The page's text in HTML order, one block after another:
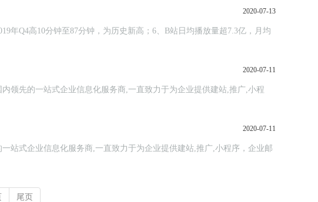
2020-07-13
年Q4高10分钟至87分钟，为历史新高；6、B站日均播放量超7.3亿，月均
2020-07-11
领先的一站式企业信息化服务商,一直致力于为企业提供建站,推广,小程
2020-07-11
站式企业信息化服务商,一直致力于为企业提供建站,推广,小程序，企业邮
尾页